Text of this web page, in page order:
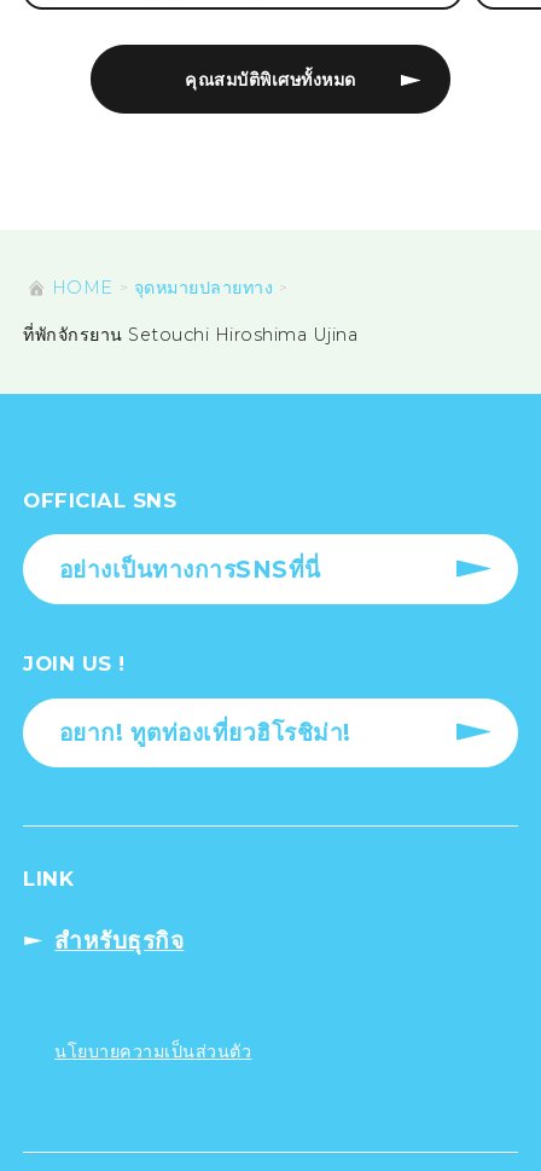
คุณสมบัติพิเศษทั้งหมด
HOME จุดหมายปลายทาง
ที่พักจักรยาน Setouchi Hiroshima Ujina
OFFICIAL SNS
อย่างเป็นทางการSNSที่นี่
JOIN US !
อยาก! ทูตท่องเที่ยวฮิโรชิม่า!
LINK
สำหรับธุรกิจ
นโยบายความเป็นส่วนตัว